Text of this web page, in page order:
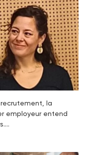
la
employeur entend